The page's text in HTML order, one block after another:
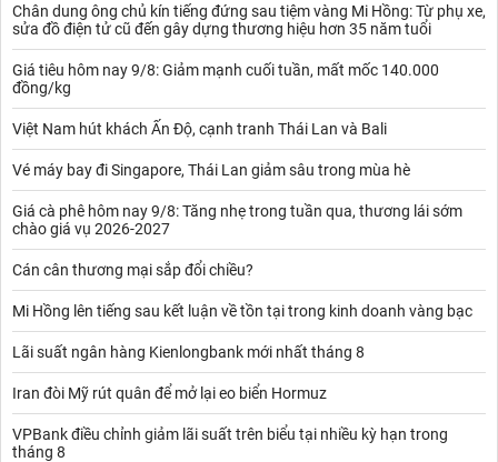
Chân dung ông chủ kín tiếng đứng sau tiệm vàng Mi Hồng: Từ phụ xe,
sửa đồ điện tử cũ đến gây dựng thương hiệu hơn 35 năm tuổi
Giá tiêu hôm nay 9/8: Giảm mạnh cuối tuần, mất mốc 140.000
đồng/kg
Việt Nam hút khách Ấn Độ, cạnh tranh Thái Lan và Bali
Vé máy bay đi Singapore, Thái Lan giảm sâu trong mùa hè
Giá cà phê hôm nay 9/8: Tăng nhẹ trong tuần qua, thương lái sớm
chào giá vụ 2026-2027
Cán cân thương mại sắp đổi chiều?
Mi Hồng lên tiếng sau kết luận về tồn tại trong kinh doanh vàng bạc
Lãi suất ngân hàng Kienlongbank mới nhất tháng 8
Iran đòi Mỹ rút quân để mở lại eo biển Hormuz
VPBank điều chỉnh giảm lãi suất trên biểu tại nhiều kỳ hạn trong
tháng 8